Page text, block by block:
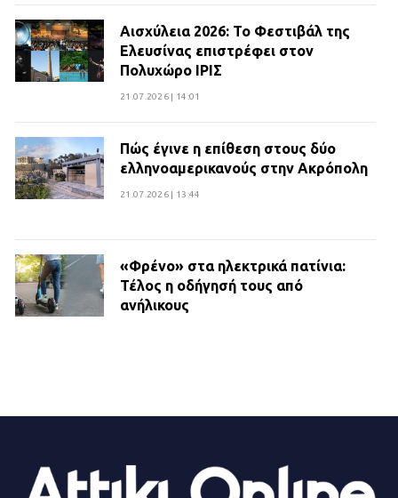
Αισχύλεια 2026: Το Φεστιβάλ της
Ελευσίνας επιστρέφει στον
Πολυχώρο ΙΡΙΣ
21.07.2026 | 14:01
Πώς έγινε η επίθεση στους δύο
ελληνοαμερικανούς στην Ακρόπολη
21.07.2026 | 13:44
«Φρένο» στα ηλεκτρικά πατίνια:
Τέλος η οδήγησή τους από
ανήλικους